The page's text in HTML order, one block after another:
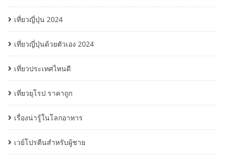
เที่ยวญี่ปุ่น 2024
เที่ยวญี่ปุ่นด้วยตัวเอง 2024
เที่ยวประเทศไหนดี
เที่ยวยุโรป ราคาถูก
เรื่องน่ารู้ในโลกอาหาร
เวย์โปรตีนสำหรับผู้ชาย